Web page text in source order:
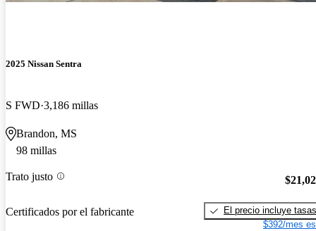
2025 Nissan Sentra
S FWD 3,186 millas
Brandon, MS
98 millas
Trato justo
Certificados por el fabricante
El precio incluye tasas
$392/mes